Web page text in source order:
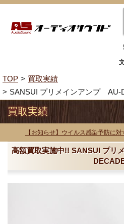
TOP
買取実績
SANSUI プリメインアンプ
買取実績
【お知らせ】ウイルス感染予防に
高額買取実施中!! SANSUI プ